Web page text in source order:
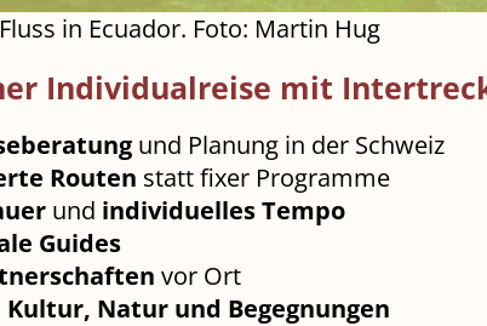
in Ecuador. Foto: Martin Hug
Individualreise mit
und Planung in der Schweiz
Routen statt fixer Programme
und individuelles Tempo
Guides
vor Ort
Kultur, Natur und Begegnungen